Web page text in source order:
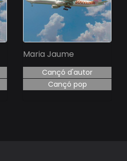
Maria Jaume
Cançó d'autor
Cançó pop